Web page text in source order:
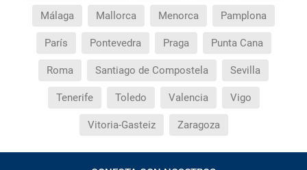
Málaga Mallorca Menorca Pamplona
París Pontevedra Praga Punta Cana
Roma Santiago de Compostela Sevilla
Tenerife Toledo Valencia Vigo
Vitoria-Gasteiz Zaragoza